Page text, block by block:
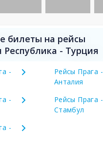
билеты на рейсы
Республика - Турция
-
Рейсы Прага -
Анталия
-
Рейсы Прага -
Стамбул
-